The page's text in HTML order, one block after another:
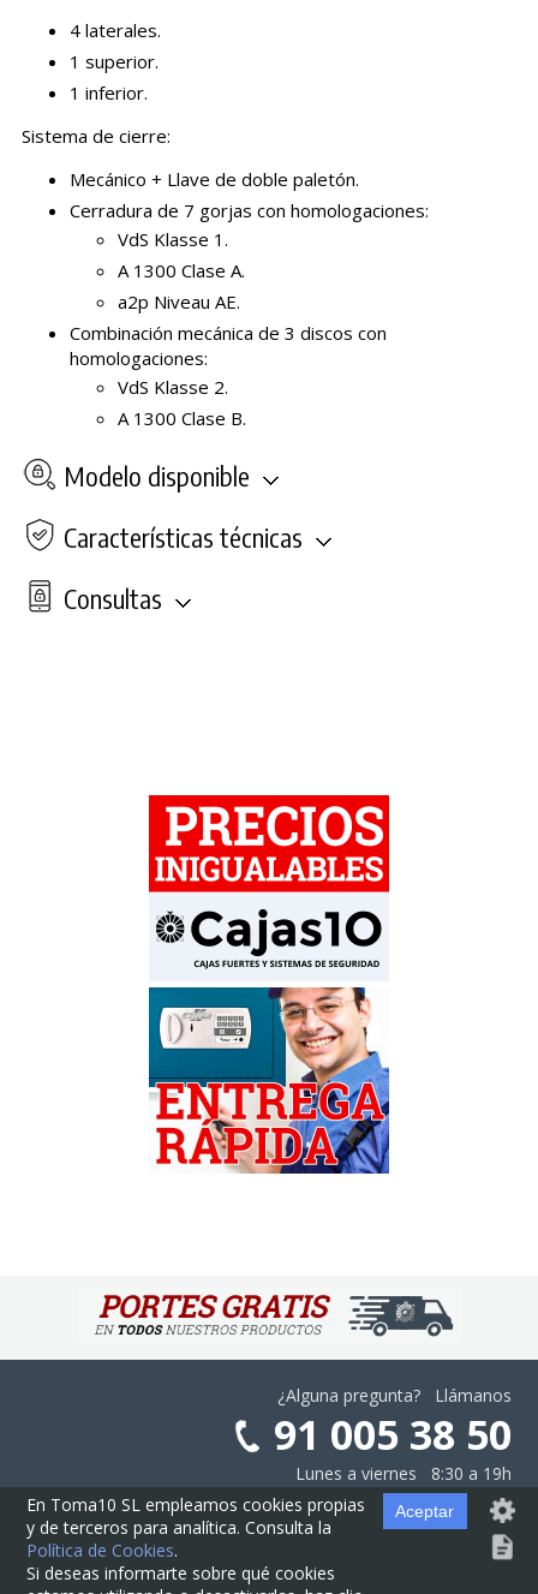
4 laterales.
1 superior.
1 inferior.
Sistema de cierre:
Mecánico + Llave de doble paletón.
Cerradura de 7 gorjas con homologaciones:
VdS Klasse 1.
A 1300 Clase A.
a2p Niveau AE.
Combinación mecánica de 3 discos con
homologaciones:
VdS Klasse 2.
A 1300 Clase B.
Modelo disponible
Características técnicas
Consultas
¿Alguna pregunta? Llámanos
91 005 38 50
Lunes a viernes 8:30 a 19h
Aviso Legal·Privacidad·Cookies·Configurar las Cookies·Contratación
En Toma10 SL empleamos cookies propias
y de terceros para analítica. Consulta la
Política de Cookies.
Si deseas informarte sobre qué cookies
Aceptar